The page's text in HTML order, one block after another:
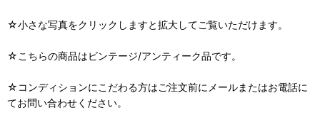
☆小さな写真をクリックしますと拡大してご覧いただけます。
☆こちらの商品はビンテージ/アンティーク品です。
☆コンディションにこだわる方はご注文前にメールまたはお電話に
てお問い合わせください。